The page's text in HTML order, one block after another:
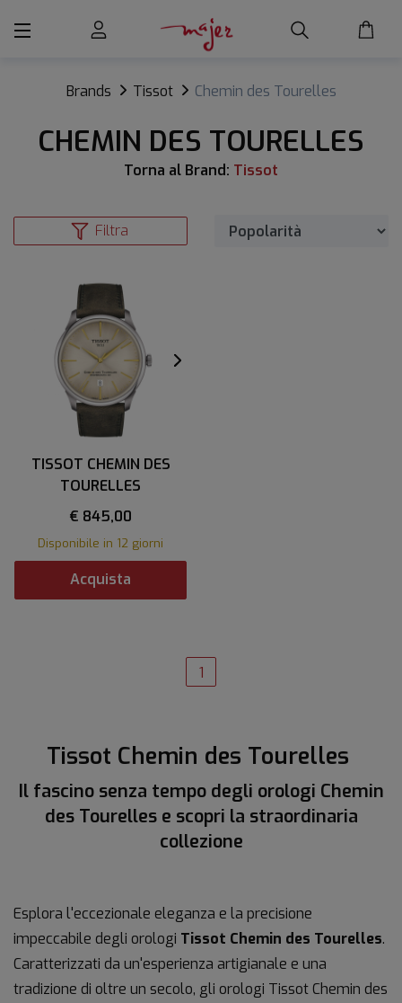
Brands Tissot Chemin des Tourelles
CHEMIN DES TOURELLES
Torna al Brand: Tissot
Filtra
TISSOT CHEMIN DES
TOURELLES
€ 845,00
Disponibile in 12 giorni
Acquista
1
Tissot Chemin des Tourelles
Il fascino senza tempo degli orologi Chemin
des Tourelles e scopri la straordinaria
collezione
Esplora l'eccezionale eleganza e la precisione
impeccabile degli orologi Tissot Chemin des Tourelles.
Caratterizzati da un'esperienza artigianale e una
tradizione di oltre un secolo, gli orologi Tissot Chemin des